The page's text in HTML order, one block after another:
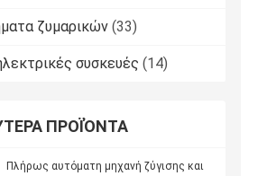
ζυμαρικών (33)
συσκευές (14)
ΠΡΟΪΌΝΤΑ
Πλήρως αυτόματη μηχανή ζύγισης και